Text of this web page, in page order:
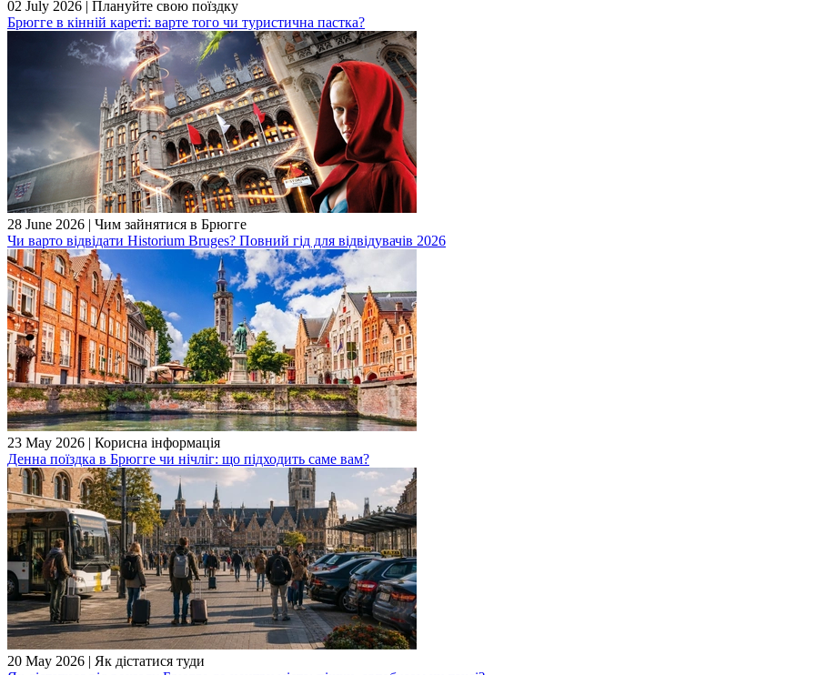
02 July 2026 | Плануйте свою поїздку
Брюгге в кінній кареті: варте того чи туристична пастка?
28 June 2026 | Чим зайнятися в Брюгге
Чи варто відвідати Historium Bruges? Повний гід для відвідувачів 2026
23 May 2026 | Корисна інформація
Денна поїздка в Брюгге чи нічліг: що підходить саме вам?
20 May 2026 | Як дістатися туди